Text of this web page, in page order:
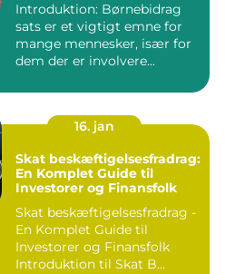
Introduktion: Børnebidrag
sats er et vigtigt emne for
mange mennesker, især for
dem der er involvere...
16. jan
Skat beskæftigelsesfradrag:
En Komplet Guide til
Investorer og Finansfolk
Skat beskæftigelsesfradrag -
En Komplet Guide til
Investorer og Finansfolk
Introduktion til Skat B...